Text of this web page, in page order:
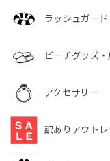
ラッシュガード
ビーチグッズ
アクセサリー
訳ありアウトレ